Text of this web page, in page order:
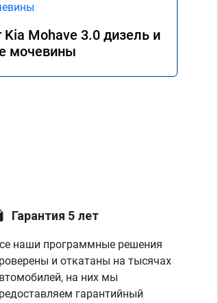
Mohave 3.0 дизель и
мочевины
Гарантия 5 лет
наши программные решения
и откатаны на тысячах
на них мы
гарантийный